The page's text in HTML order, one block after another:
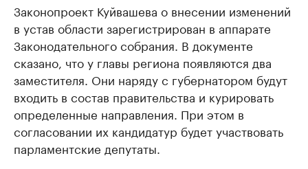
Законопроект Куйвашева о внесении изменений
в устав области зарегистрирован в аппарате
Законодательного собрания. В документе
сказано, что у главы региона появляются два
заместителя. Они наряду с губернатором будут
входить в состав правительства и курировать
определенные направления. При этом в
согласовании их кандидатур будет участвовать
парламентские депутаты.